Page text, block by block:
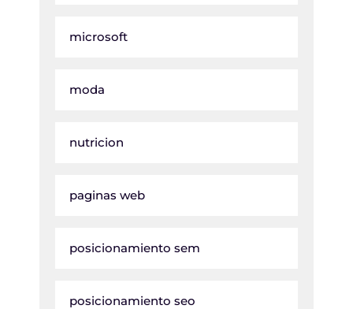
microsoft
moda
nutricion
paginas web
posicionamiento sem
posicionamiento seo